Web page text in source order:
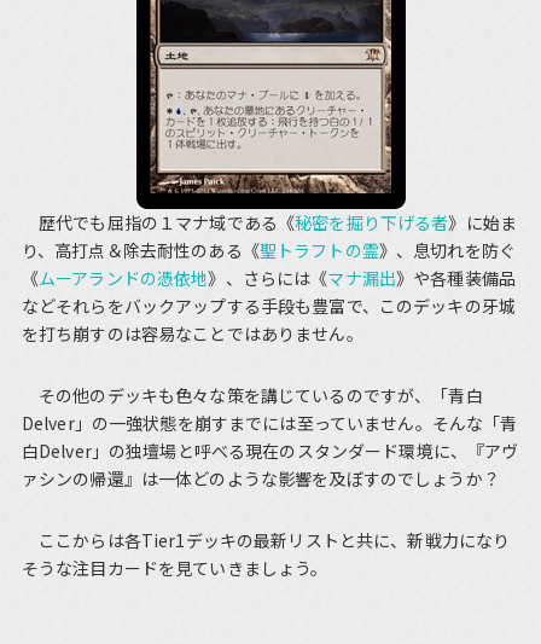
歴代でも屈指の１マナ域である《秘密を掘り下げる者》に始ま
り、高打点＆除去耐性のある《聖トラフトの霊》、息切れを防ぐ
《ムーアランドの憑依地》、さらには《マナ漏出》や各種装備品
などそれらをバックアップする手段も豊富で、このデッキの牙城
を打ち崩すのは容易なことではありません。
その他のデッキも色々な策を講じているのですが、「青白
Delver」の一強状態を崩すまでには至っていません。そんな「青
白Delver」の独壇場と呼べる現在のスタンダード環境に、『アヴ
ァシンの帰還』は一体どのような影響を及ぼすのでしょうか？
ここからは各Tier1デッキの最新リストと共に、新戦力になり
そうな注目カードを見ていきましょう。